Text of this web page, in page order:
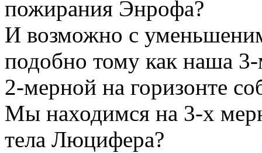
пожирания Энрофа?
И возможно с
подобно тому как наша 3-
2-мерной на горизонте
Мы находимся на 3-х
тела Люцифера?